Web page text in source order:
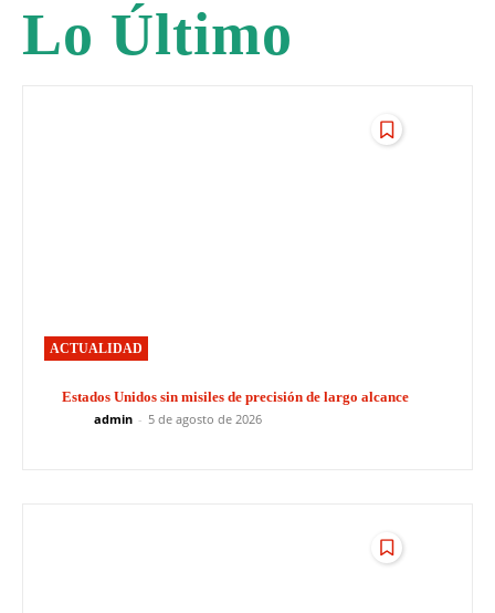
Lo Último
ACTUALIDAD
Estados Unidos sin misiles de precisión de largo alcance
admin - 5 de agosto de 2026